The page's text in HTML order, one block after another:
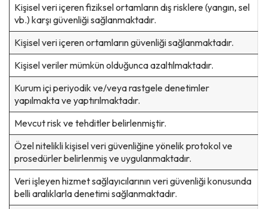
Kişisel veri içeren fiziksel ortamların dış risklere (yangın, sel
vb.) karşı güvenliği sağlanmaktadır.
Kişisel veri içeren ortamların güvenliği sağlanmaktadır.
Kişisel veriler mümkün olduğunca azaltılmaktadır.
Kurum içi periyodik ve/veya rastgele denetimler
yapılmakta ve yaptırılmaktadır.
Mevcut risk ve tehditler belirlenmiştir.
Özel nitelikli kişisel veri güvenliğine yönelik protokol ve
prosedürler belirlenmiş ve uygulanmaktadır.
Veri işleyen hizmet sağlayıcılarının veri güvenliği konusunda
belli aralıklarla denetimi sağlanmaktadır.